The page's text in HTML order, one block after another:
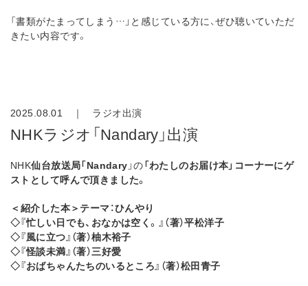
「書類がたまってしまう…」と感じている方に、ぜひ聴いていただ
きたい内容です。
2025.08.01 ｜ ラジオ出演
NHKラジオ「Nandary」出演
NHK仙台放送局「Nandary 」の「わたしのお届け本」コーナーにゲ
ストとして呼んで頂きました。
⁡＜紹介した本＞テーマ：ひんやり
◇『忙しい日でも、おなかは空く。』（著）平松洋子
◇『風に立つ』（著）柚木裕子
◇『怪談未満』（著）三好愛
◇『おばちゃんたちのいるところ』（著）松田青子